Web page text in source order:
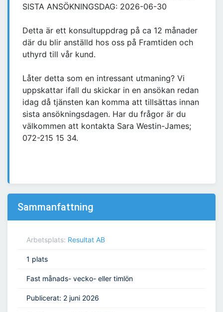
SISTA ANSÖKNINGSDAG: 2026-06-30
Detta är ett konsultuppdrag på ca 12 månader
där du blir anställd hos oss på Framtiden och
uthyrd till vår kund.
Låter detta som en intressant utmaning? Vi
uppskattar ifall du skickar in en ansökan redan
idag då tjänsten kan komma att tillsättas innan
sista ansökningsdagen. Har du frågor är du
välkommen att kontakta Sara Westin-James;
072-215 15 34.
Sammanfattning
Arbetsplats: Resultat AB
1 plats
Fast månads- vecko- eller timlön
Publicerat: 2 juni 2026